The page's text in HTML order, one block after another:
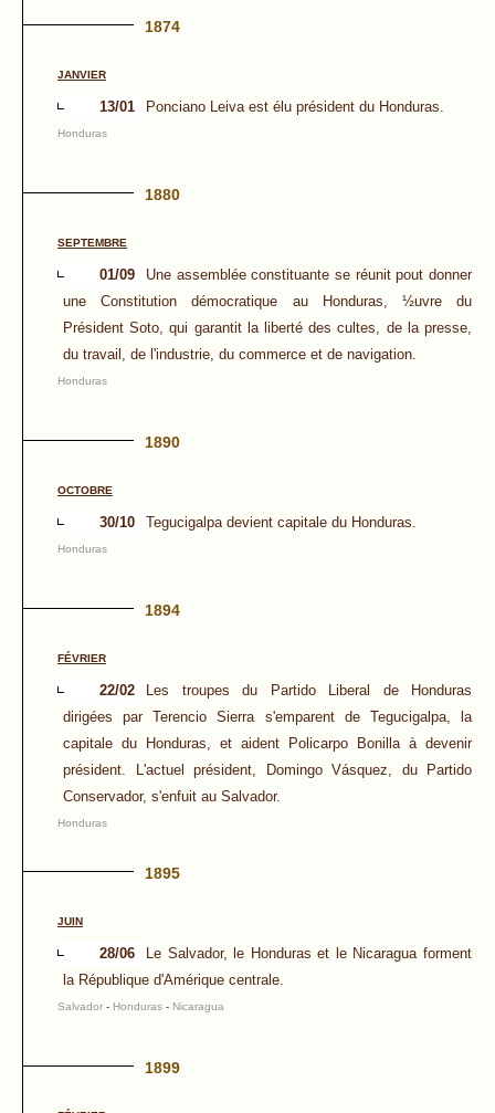
1874
JANVIER
13/01 Ponciano Leiva est élu président du Honduras.
Honduras
1880
SEPTEMBRE
01/09
Une assemblée constituante se réunit pout donner
une Constitution démocratique au Honduras, ½uvre du
Président Soto, qui garantit la liberté des cultes, de la presse,
du travail, de l'industrie, du commerce et de navigation.
Honduras
1890
OCTOBRE
30/10 Tegucigalpa devient capitale du Honduras.
Honduras
1894
FÉVRIER
22/02
Les troupes du Partido Liberal de Honduras
dirigées par Terencio Sierra s'emparent de Tegucigalpa, la
capitale du Honduras, et aident Policarpo Bonilla à devenir
président. L'actuel président, Domingo Vásquez, du Partido
Conservador, s'enfuit au Salvador.
Honduras
1895
JUIN
28/06
Le Salvador, le Honduras et le Nicaragua forment
la République d'Amérique centrale.
Salvador - Honduras - Nicaragua
1899